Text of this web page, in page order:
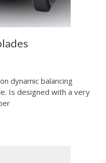
dynamic balancing
Is designed with a very